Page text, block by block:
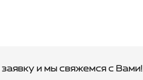
и мы свяжемся с Вами!